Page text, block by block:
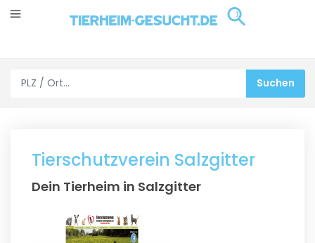
Tierschutzverein Salzgitter
Dein Tierheim in Salzgitter